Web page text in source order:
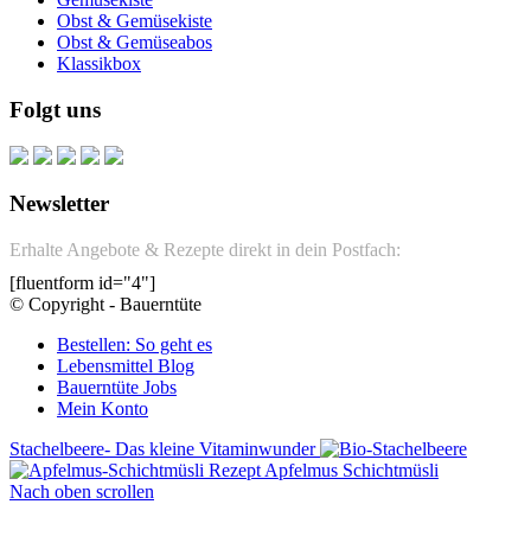
Obst & Gemüsekiste
Obst & Gemüseabos
Klassikbox
Folgt uns
Newsletter
Erhalte Angebote & Rezepte direkt in dein Postfach:
[fluentform id="4"]
© Copyright - Bauerntüte
Bestellen: So geht es
Lebensmittel Blog
Bauerntüte Jobs
Mein Konto
Stachelbeere- Das kleine Vitaminwunder
Rezept Apfelmus Schichtmüsli
Nach oben scrollen